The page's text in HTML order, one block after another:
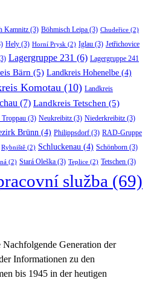
Kamnitz (3) Böhmisch Leipa (3) Chudeřice (2)
Hely (3) Horní Prysk (2) Iglau (3) Jetřichovice
Lagergruppe 231 (6) Lagergruppe 241
Bärn (5) Landkreis Hohenelbe (4)
Komotau (10) Landkreis
(7) Landkreis Tetschen (5)
(3) Neukreibitz (3) Niederkreibitz (3)
Brünn (4) Philippsdorf (3) RAD-Gruppe
Rybniště (2) Schluckenau (4) Schönborn (3)
(2) Stará Oleška (3) Teplice (2) Tetschen (3)
služba (69)
Generation der
Informationen zu den
bis 1945 in der heutigen